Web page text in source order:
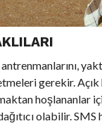
gerekir.
hoşlananlar
olabilir. SMS